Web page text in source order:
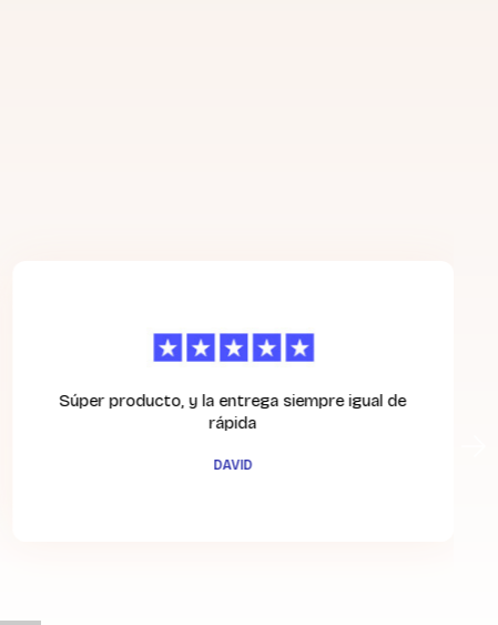
Súper producto, y la entrega siempre igual de
rápida
DAVID